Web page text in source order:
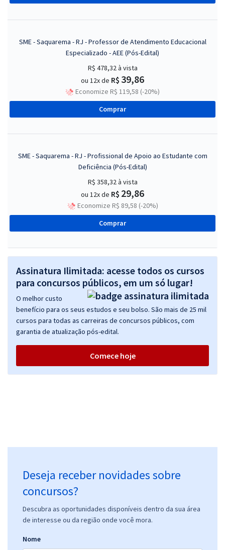
SME - Saquarema - RJ - Professor de Atendimento Educacional
Especializado - AEE (Pós-Edital)
R$ 478,32à vista
ou 12x de R$ 39,86
Economize R$ 119,58 (-20%)
Comprar
SME - Saquarema - RJ - Profissional de Apoio ao Estudante com
Deficiência (Pós-Edital)
R$ 358,32à vista
ou 12x de R$ 29,86
Economize R$ 89,58 (-20%)
Comprar
Assinatura Ilimitada: acesse todos os cursos
para concursos públicos, em um só lugar!
O melhor custo
benefício para os seus estudos e seu bolso. São mais de 25 mil
cursos para todas as carreiras de concursos públicos, com
garantia de atualização pós-edital.
Comece hoje
Deseja receber novidades sobre
concursos?
Descubra as oportunidades disponíveis dentro da sua área
de interesse ou da região onde você mora.
Nome